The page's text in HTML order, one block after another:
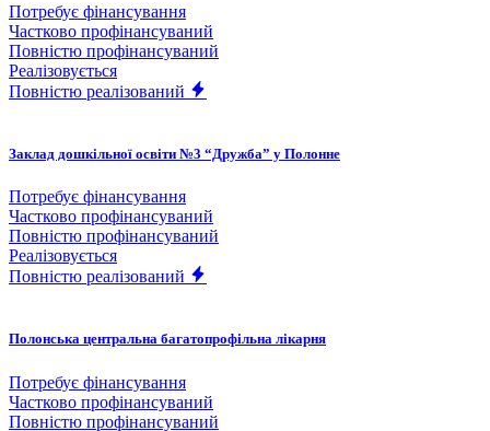
Потребує фінансування
Частково профінансуваний
Повністю профінансуваний
Реалізовується
Повністю реалізований
Заклад дошкільної освіти №3 “Дружба” у Полонне
Потребує фінансування
Частково профінансуваний
Повністю профінансуваний
Реалізовується
Повністю реалізований
Полонська центральна багатопрофільна лікарня
Потребує фінансування
Частково профінансуваний
Повністю профінансуваний